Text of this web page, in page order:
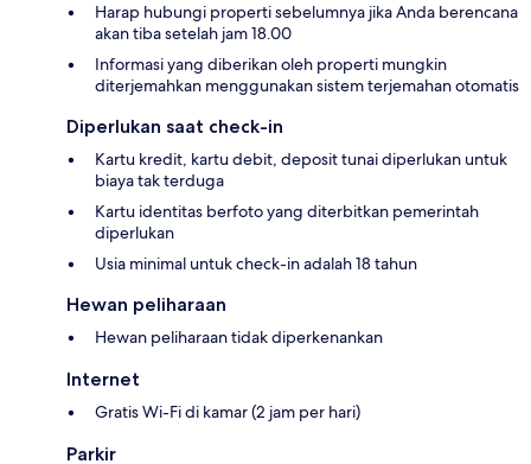
Harap hubungi properti sebelumnya jika Anda berencana
akan tiba setelah jam 18.00
Informasi yang diberikan oleh properti mungkin
diterjemahkan menggunakan sistem terjemahan otomatis
Diperlukan saat check-in
Kartu kredit, kartu debit, deposit tunai diperlukan untuk
biaya tak terduga
Kartu identitas berfoto yang diterbitkan pemerintah
diperlukan
Usia minimal untuk check-in adalah 18 tahun
Hewan peliharaan
Hewan peliharaan tidak diperkenankan
Internet
Gratis Wi-Fi di kamar (2 jam per hari)
Parkir